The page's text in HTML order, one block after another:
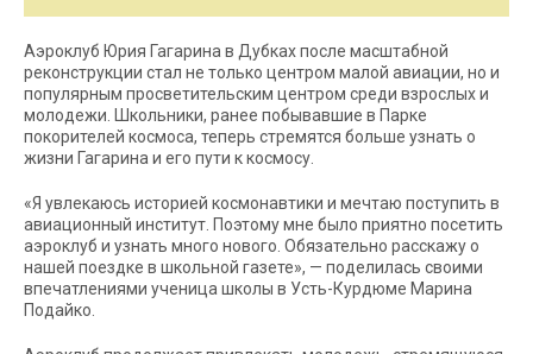
Аэроклуб Юрия Гагарина в Дубках после масштабной
реконструкции стал не только центром малой авиации, но и
популярным просветительским центром среди взрослых и
молодежи. Школьники, ранее побывавшие в Парке
покорителей космоса, теперь стремятся больше узнать о
жизни Гагарина и его пути к космосу.
«Я увлекаюсь историей космонавтики и мечтаю поступить в
авиационный институт. Поэтому мне было приятно посетить
аэроклуб и узнать много нового. Обязательно расскажу о
нашей поездке в школьной газете», — поделилась своими
впечатлениями ученица школы в Усть-Курдюме Марина
Подайко.